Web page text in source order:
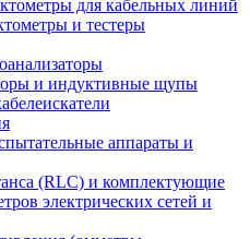
для кабельных линий
и тестеры
и индуктивные щупы
аппараты и
(RLC) и комплектующие
электрических сетей и